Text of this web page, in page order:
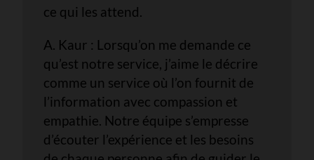
ce qui les attend.
A. Kaur : Lorsqu’on me demande ce
qu’est notre service, j’aime le décrire
comme un service où l’on fournit de
l’information avec compassion et
empathie. Notre équipe s’empresse
d’écouter l’expérience et les besoins